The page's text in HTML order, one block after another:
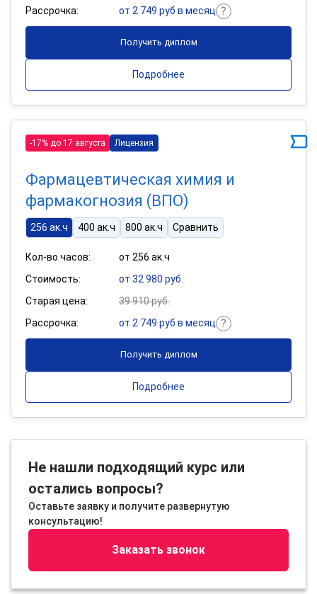
Рассрочка:
от 2 749 руб в месяц
Получить диплом
Подробнее
-17% до 17 августа Лицензия
Фармацевтическая химия и
фармакогнозия (ВПО)
256 ак.ч 400 ак.ч 800 ак.ч Сравнить
Кол-во часов:
от 256 ак.ч
Стоимость:
от 32 980 руб.
Старая цена:
39 910 руб.
Рассрочка:
от 2 749 руб в месяц
Получить диплом
Подробнее
Не нашли подходящий курс или
остались вопросы?
Оставьте заявку и получите развернутую
консультацию!
Заказать звонок